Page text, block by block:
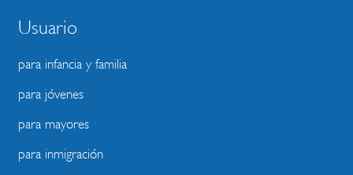
Usuario
para infancia y familia
para jóvenes
para mayores
para inmigración